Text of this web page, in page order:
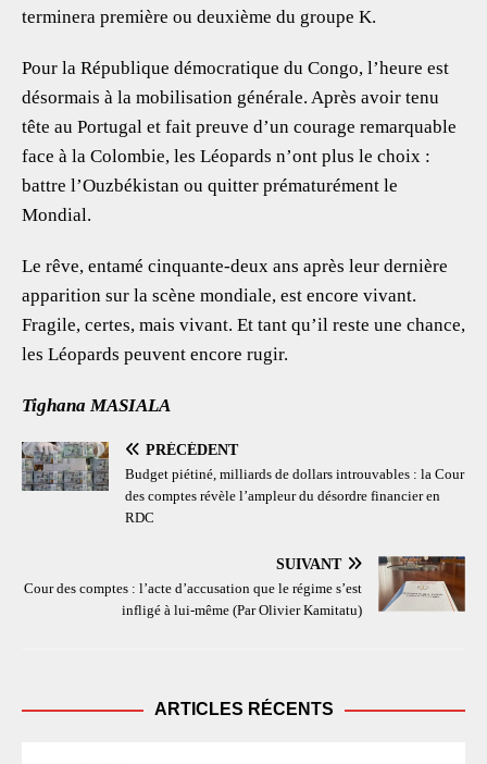
terminera première ou deuxième du groupe K.
Pour la République démocratique du Congo, l’heure est
désormais à la mobilisation générale. Après avoir tenu
tête au Portugal et fait preuve d’un courage remarquable
face à la Colombie, les Léopards n’ont plus le choix :
battre l’Ouzbékistan ou quitter prématurément le
Mondial.
Le rêve, entamé cinquante-deux ans après leur dernière
apparition sur la scène mondiale, est encore vivant.
Fragile, certes, mais vivant. Et tant qu’il reste une chance,
les Léopards peuvent encore rugir.
Tighana MASIALA
PRÉCÉDENT
Budget piétiné, milliards de dollars introuvables : la Cour
des comptes révèle l’ampleur du désordre financier en
RDC
SUIVANT
Cour des comptes : l’acte d’accusation que le régime s’est
infligé à lui-même (Par Olivier Kamitatu)
ARTICLES RÉCENTS